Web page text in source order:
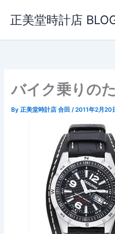
ス
正美堂時計店
バイク乗りの
By正美堂時計店 合田/2011年2月20